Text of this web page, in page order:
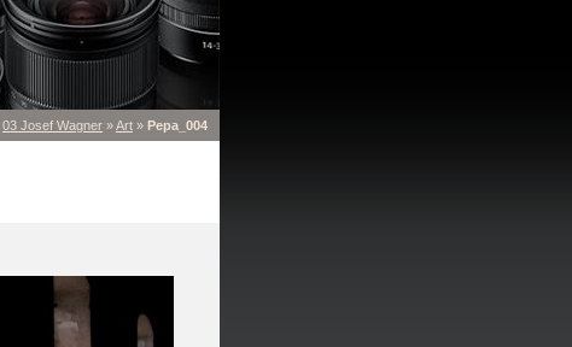
03 Josef Wagner »Art » Pepa_004